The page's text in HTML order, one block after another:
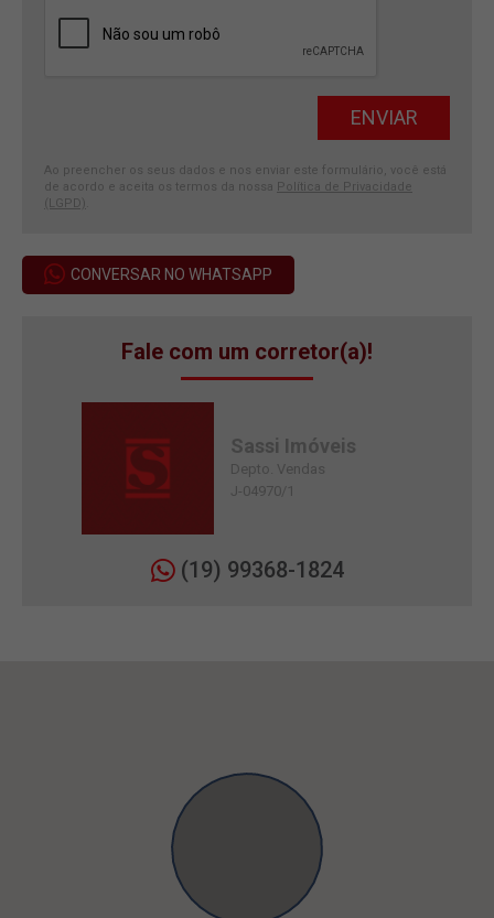
Ao preencher os seus dados e nos enviar este formulário, você está
de acordo e aceita os termos da nossa Política de Privacidade
(LGPD)
CONVERSAR NO WHATSAPP
Fale com um corretor(a)!
Sassi Imóveis
Depto. Vendas
J-04970/1
(19) 99368-1824